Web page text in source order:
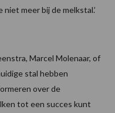
meer bij de melkstal.’
Marcel Molenaar, of
stal hebben
over de
tot een succes kunt